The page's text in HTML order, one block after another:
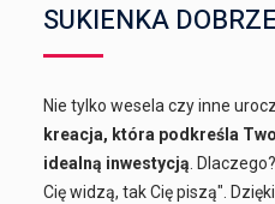
SUKIENKA
Nie tylko wesela czy inne
kreacja, która podkreśla
idealną inwestycją .
Cię widzą, tak Cię piszą".